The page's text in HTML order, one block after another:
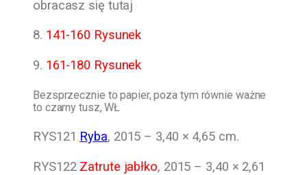
obracasz się tutaj
8. 141-160 Rysunek
9. 161-180 Rysunek
Bezsprzecznie to papier, poza tym równie ważne
to czarny tusz, WŁ
RYS121 Ryba, 2015 – 3,40 × 4,65 cm.
RYS122 Zatrute jabłko, 2015 – 3,40 × 2,61